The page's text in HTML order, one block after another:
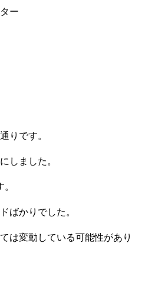
ー
りです。
しました。
ばかりでした。
は変動している可能性があり